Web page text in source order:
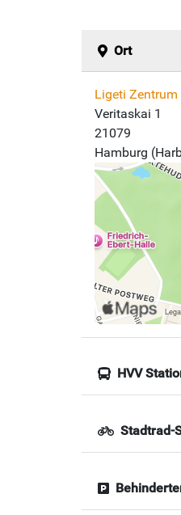
Ort
Ligeti Zentrum
Veritaskai 1
21079
Hamburg
HVV
Stadtrad-